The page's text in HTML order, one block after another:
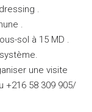
.
.
sol à 15 MD .
une visite
+216 58 309 905/